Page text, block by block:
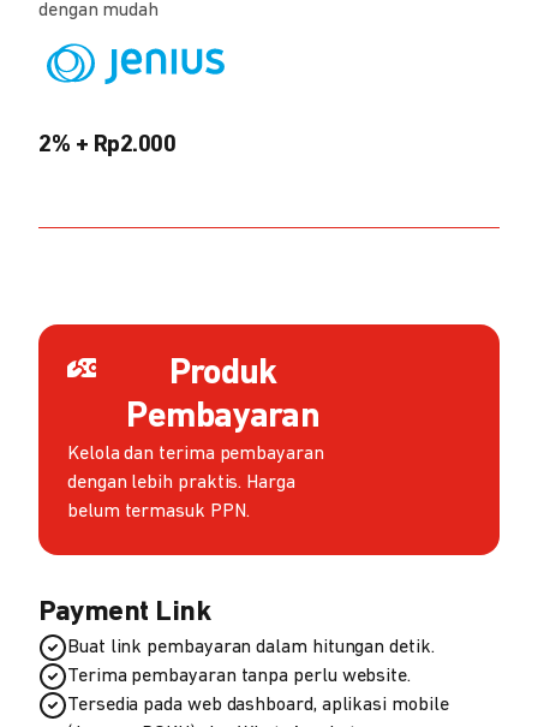
dengan mudah
2% + Rp2.000
Produk
Pembayaran
Kelola dan terima pembayaran
dengan lebih praktis. Harga
belum termasuk PPN.
Payment Link
Buat link pembayaran dalam hitungan detik.
Terima pembayaran tanpa perlu website.
Tersedia pada web dashboard, aplikasi mobile